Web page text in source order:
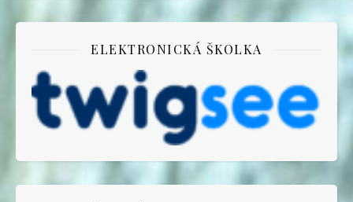
ELEKTRONICKÁ ŠKOLKA